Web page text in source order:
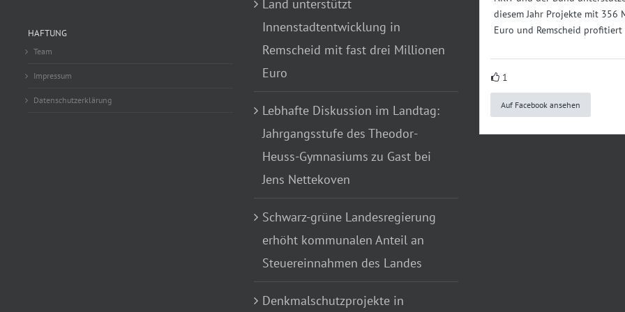
HAFTUNG
Team
Impressum
Datenschutzerklärung
Land unterstützt
Innenstadtentwicklung in
Remscheid mit fast drei Millionen
Euro
Lebhafte Diskussion im Landtag:
Jahrgangsstufe des Theodor-
Heuss-Gymnasiums zu Gast bei
Jens Nettekoven
Schwarz-grüne Landesregierung
erhöht kommunalen Anteil an
Steuereinnahmen des Landes
Denkmalschutzprojekte in
diesem Jahr Projekte mit 356
Euro und Remscheid profitiert
1
Auf Facebook ansehen